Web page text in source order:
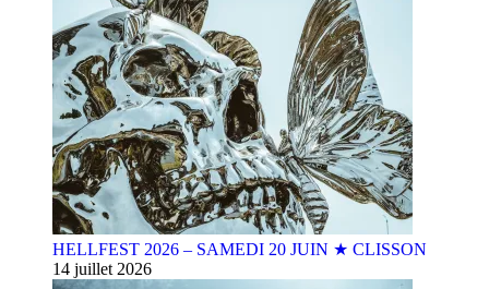
HELLFEST 2026 – SAMEDI 20 JUIN ★ CLISSON
14 juillet 2026